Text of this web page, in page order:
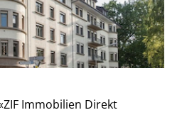
Immobilien Direkt